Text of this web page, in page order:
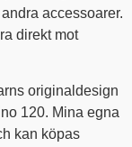
accessoarer.
direkt mot
originaldesign
120. Mina egna
kan köpas